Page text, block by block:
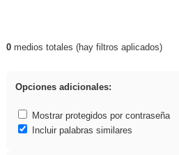
Resultados de: Eventos
0medios totales (hay filtros aplicados)
Opciones adicionales:
Mostrar protegidos por contraseña
Incluir palabras similares